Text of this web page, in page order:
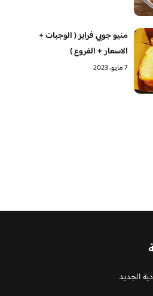
منيو جوبي فرايز ( الوجبات +
الاسعار + الفروع )
7 مايو، 2023
الجديد